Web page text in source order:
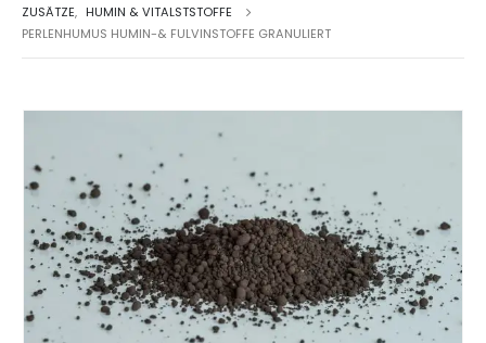
ZUSÄTZE, HUMIN & VITALSTSTOFFE
PERLENHUMUS HUMIN-& FULVINSTOFFE GRANULIERT